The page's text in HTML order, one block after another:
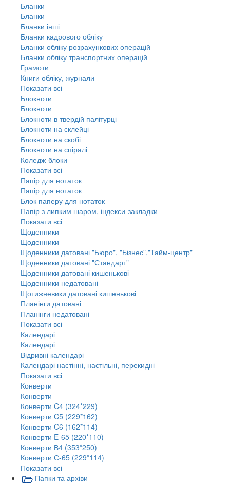
Бланки
Бланки
Бланки інші
Бланки кадрового обліку
Бланки обліку розрахункових операцій
Бланки обліку транспортних операцій
Грамоти
Книги обліку, журнали
Показати всі
Блокноти
Блокноти
Блокноти в твердій палітурці
Блокноти на склейці
Блокноти на скобі
Блокноти на спіралі
Коледж-блоки
Показати всі
Папір для нотаток
Папір для нотаток
Блок паперу для нотаток
Папір з липким шаром, індекси-закладки
Показати всі
Щоденники
Щоденники
Щоденники датовані "Бюро", "Бізнес","Тайм-центр"
Щоденники датовані "Стандарт"
Щоденники датовані кишенькові
Щоденники недатовані
Щотижневики датовані кишенькові
Планінги датовані
Планінги недатовані
Показати всі
Календарі
Календарі
Відривні календарі
Календарі настінні, настільні, перекидні
Показати всі
Конверти
Конверти
Конверти C4 (324*229)
Конверти C5 (229*162)
Конверти C6 (162*114)
Конверти E-65 (220*110)
Конверти В4 (353*250)
Конверти С-65 (229*114)
Показати всі
Папки та архіви